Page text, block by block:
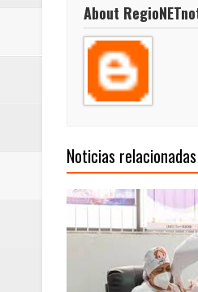
About
Noticias relacionadas